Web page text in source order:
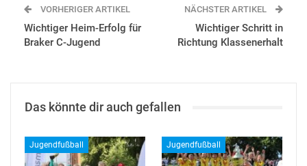
VORHERIGER ARTIKEL
Wichtiger Heim-Erfolg für
Braker C-Jugend
NÄCHSTER ARTIKEL
Wichtiger Schritt in
Richtung Klassenerhalt
Das könnte dir auch gefallen
Jugendfußball Jugendfußball